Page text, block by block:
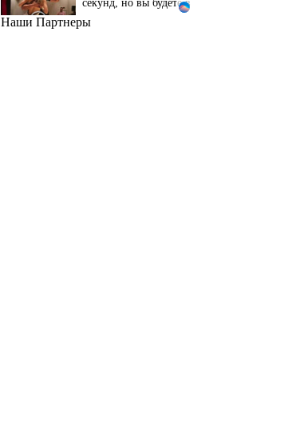
Этот танец невесты
Наши Партнеры